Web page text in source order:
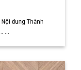
dung Thành